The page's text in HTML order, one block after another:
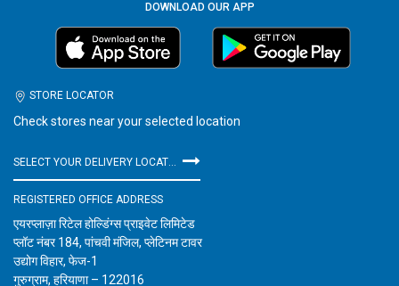
DOWNLOAD OUR APP
STORE LOCATOR
Check stores near your selected location
REGISTERED OFFICE ADDRESS
एयरप्लाज़ा रिटेल होल्डिंग्स प्राइवेट लिमिटेड
प्लॉट नंबर 184, पांचवी मंजिल, प्लेटिनम टावर
उद्योग विहार, फेज-1
गुरुग्राम, हरियाणा – 122016